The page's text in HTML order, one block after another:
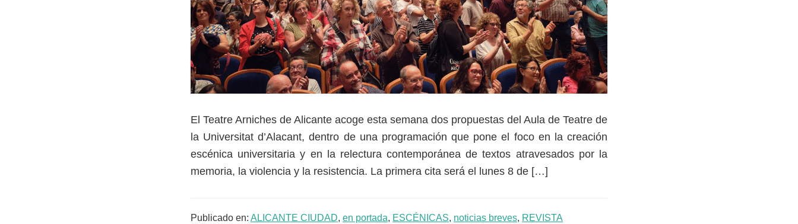
El Teatre Arniches de Alicante acoge esta semana dos propuestas del Aula de Teatre de
la Universitat d’Alacant, dentro de una programación que pone el foco en la creación
escénica universitaria y en la relectura contemporánea de textos atravesados por la
memoria, la violencia y la resistencia. La primera cita será el lunes 8 de […]
Publicado en: ALICANTE CIUDAD, en portada, ESCÉNICAS, noticias breves, REVISTA